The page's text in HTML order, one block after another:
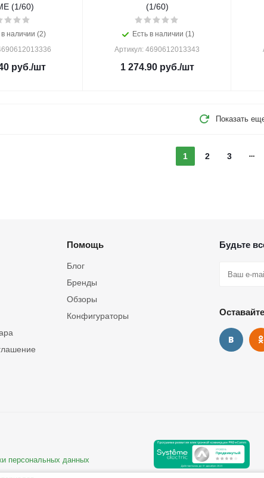
(1/60)
в наличии (2)
руб./шт
(1/60)
Есть в наличии (1)
Артикул: 4690612013343
1 274.90руб./шт
Показать
1 2 3
Помощь
Блог
Бренды
Обзоры
Конфигураторы
Будьте
персональных данных